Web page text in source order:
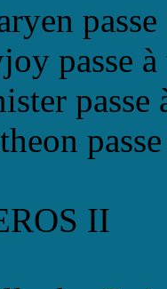
passe
II